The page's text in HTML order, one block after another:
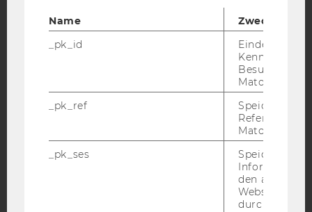
BARRIEREFREIHEITSERKLÄRUNG WEBSEITE
DATENSCHUTZERKLÄRUNG
DATENSCHUTZERKLÄRUNG SOCIAL MEDIA
STUDIENBEWERBER*INNEN UND STUDIERENDE
Barrierefreiheitserklärung
Name
Zweck
_pk_id
Eindeutige
Besuchers
Matomo.
_pk_ref
Speicherung
Referrers
Matomo.
_pk_ses
Speicherung
den aktuellen
durch